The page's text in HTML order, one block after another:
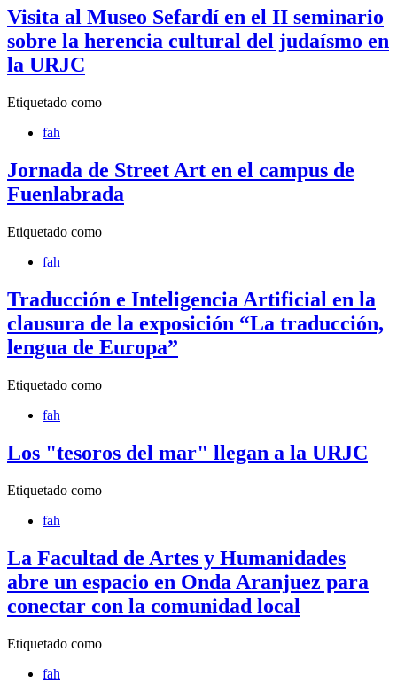
Visita al Museo Sefardí en el II seminario
sobre la herencia cultural del judaísmo en
la URJC
Etiquetado como
fah
Jornada de Street Art en el campus de
Fuenlabrada
Etiquetado como
fah
Traducción e Inteligencia Artificial en la
clausura de la exposición “La traducción,
lengua de Europa”
Etiquetado como
fah
Los "tesoros del mar" llegan a la URJC
Etiquetado como
fah
La Facultad de Artes y Humanidades
abre un espacio en Onda Aranjuez para
conectar con la comunidad local
Etiquetado como
fah